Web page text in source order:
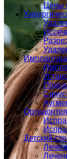
Цены
Ортодонтия
Детский